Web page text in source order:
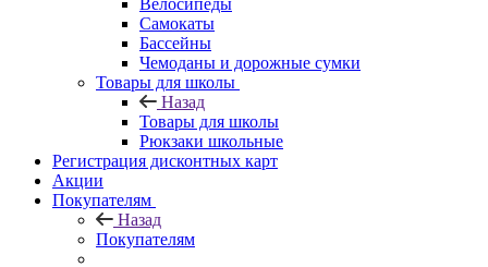
Велосипеды
Самокаты
Бассейны
Чемоданы и дорожные сумки
Товары для школы
Назад
Товары для школы
Рюкзаки школьные
Регистрация дисконтных карт
Акции
Покупателям
Назад
Покупателям